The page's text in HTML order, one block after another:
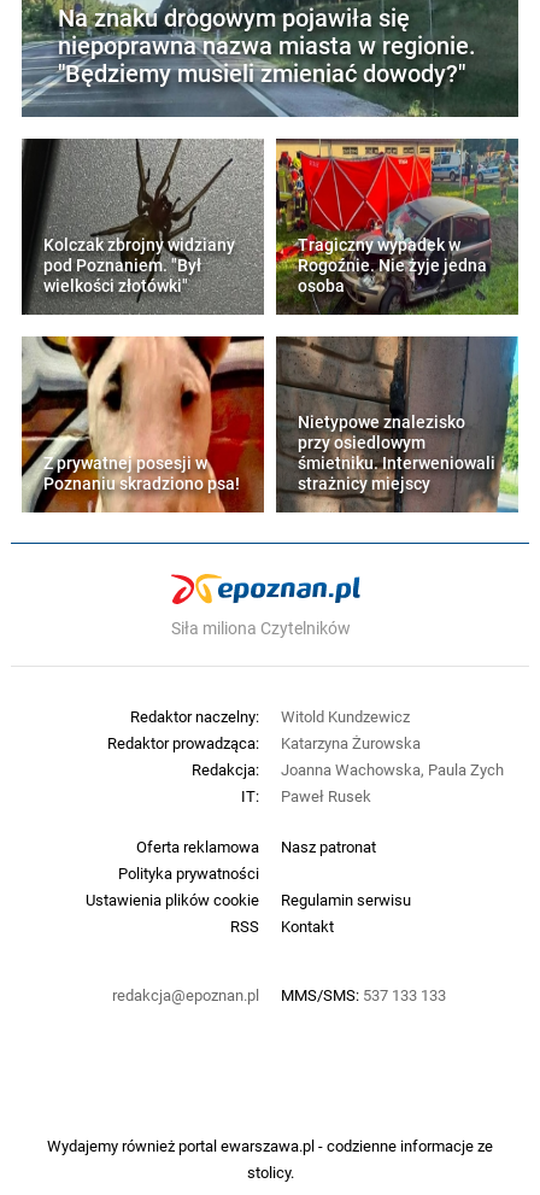
Na znaku drogowym pojawiła się
niepoprawna nazwa miasta w regionie.
"Będziemy musieli zmieniać dowody?"
Kolczak zbrojny widziany
pod Poznaniem. "Był
wielkości złotówki"
Tragiczny wypadek w
Rogoźnie. Nie żyje jedna
osoba
Z prywatnej posesji w
Poznaniu skradziono psa!
Nietypowe znalezisko
przy osiedlowym
śmietniku. Interweniowali
strażnicy miejscy
Siła miliona Czytelników
Oferta reklamowa
Nasz patronat
Polityka prywatności
Ustawienia plików cookie
Regulamin serwisu
RSS
Kontakt
redakcja@epoznan.pl MMS/SMS: 537 133 133
Redaktor naczelny:
Witold Kundzewicz
Redaktor prowadząca:
Katarzyna Żurowska
Redakcja:
Joanna Wachowska, Paula Zych
IT:
Paweł Rusek
Wydajemy również portalewarszawa.pl- codzienne informacje ze
stolicy.